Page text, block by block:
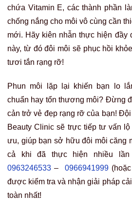
chứa Vitamin E, các thành phần
chống nắng cho môi vô cùng cần
mới. Hãy kiên nhẫn thực hiện đầy
này, từ đó đôi môi sẽ phục hồi
tươi tắn rạng rỡ!
Phun môi lặp lại khiến bạn lo
chuẩn hay tổn thương môi? Đừng
cản trở vẻ đẹp rạng rỡ của bạn!
Beauty Clinic sẽ trực tiếp tư vấn
ưu, giúp bạn sở hữu đôi môi căng
cả khi đã thực hiện nhiều
0963246533 – 0966941999
được kiểm tra và nhận giải pháp
toàn nhất!